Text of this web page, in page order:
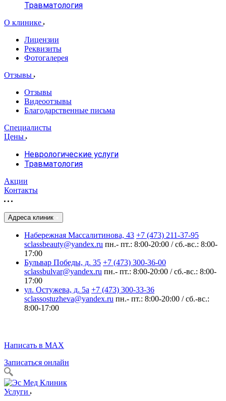
Травматология
О клинике
Лицензии
Реквизиты
Фотогалерея
Отзывы
Отзывы
Видеоотзывы
Благодарственные письма
Специалисты
Цены
Неврологические услуги
Травматология
Акции
Контакты
Адреса клиник
Набережная Массалитинова, 43 +7 (473) 211-37-95
sclassbeauty@yandex.ru пн.- пт.: 8:00-20:00 / сб.-вс.: 8:00-
17:00
Бульвар Победы, д. 35 +7 (473) 300-36-00
sclassbulvar@yandex.ru пн.- пт.: 8:00-20:00 / сб.-вс.: 8:00-
17:00
ул. Остужева, д. 5а +7 (473) 300-33-36
sclassostuzheva@yandex.ru пн.- пт.: 8:00-20:00 / сб.-вс.:
8:00-17:00
Написать в MAX
Записаться онлайн
Услуги